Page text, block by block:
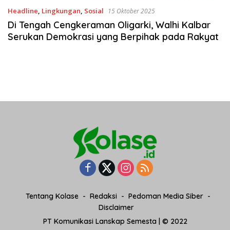
Headline, Lingkungan, Sosial 15 Oktober 2025
Di Tengah Cengkeraman Oligarki, Walhi Kalbar
Serukan Demokrasi yang Berpihak pada Rakyat
Tentang Kolase Redaksi
Pedoman Media Siber
Disclaimer
PT Komunikasi Lanskap Semesta | © 2022